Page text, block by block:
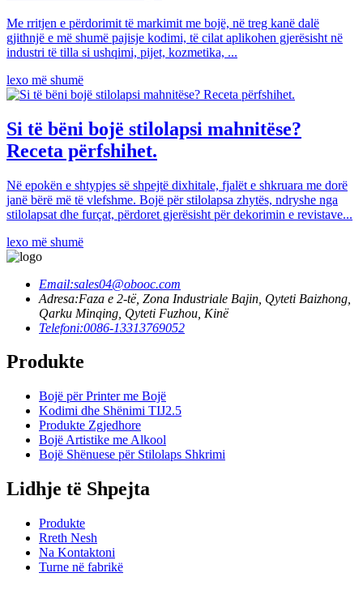
Me rritjen e përdorimit të markimit me bojë, në treg kanë dalë
gjithnjë e më shumë pajisje kodimi, të cilat aplikohen gjerësisht në
industri të tilla si ushqimi, pijet, kozmetika, ...
lexo më shumë
Si të bëni bojë stilolapsi mahnitëse?
Receta përfshihet.
Në epokën e shtypjes së shpejtë dixhitale, fjalët e shkruara me dorë
janë bërë më të vlefshme. Bojë për stilolapsa zhytës, ndryshe nga
stilolapsat dhe furçat, përdoret gjerësisht për dekorimin e revistave...
lexo më shumë
Email:sales04@obooc.com
Adresa:Faza e 2-të, Zona Industriale Bajin, Qyteti Baizhong,
Qarku Minqing, Qyteti Fuzhou, Kinë
Telefoni:0086-13313769052
Produkte
Bojë për Printer me Bojë
Kodimi dhe Shënimi TIJ2.5
Produkte Zgjedhore
Bojë Artistike me Alkool
Bojë Shënuese për Stilolaps Shkrimi
Lidhje të Shpejta
Produkte
Rreth Nesh
Na Kontaktoni
Turne në fabrikë